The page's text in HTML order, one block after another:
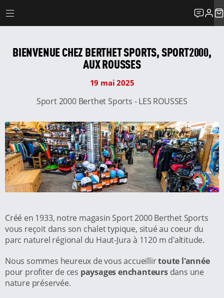
BIENVENUE CHEZ BERTHET SPORTS, SPORT2000,
AUX ROUSSES
19 mai 2025
Sport 2000 Berthet Sports - LES ROUSSES
Créé en 1933, notre magasin Sport 2000 Berthet Sports
vous reçoit dans son chalet typique, situé au coeur du
parc naturel régional du Haut-Jura à 1120 m d'altitude.
Nous sommes heureux de vous accueillirtoute l'année
pour profiter de ces paysages enchanteursdans une
nature préservée.